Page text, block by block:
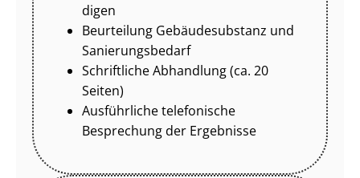
di­gen
Beurteilung Gebäudesubstanz und
Sa­nie­rungs­be­darf
Schriftliche Abhandlung (ca. 20
Seiten)
Ausführliche telefonische
Besprechung der Ergebnisse